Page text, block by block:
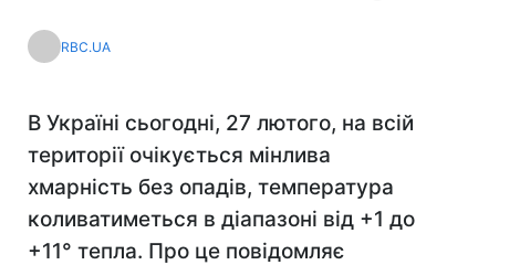
RBC.UA
В Україні сьогодні, 27 лютого, на всій
території очікується мінлива
хмарність без опадів, температура
коливатиметься в діапазоні від +1 до
+11° тепла. Про це повідомляє